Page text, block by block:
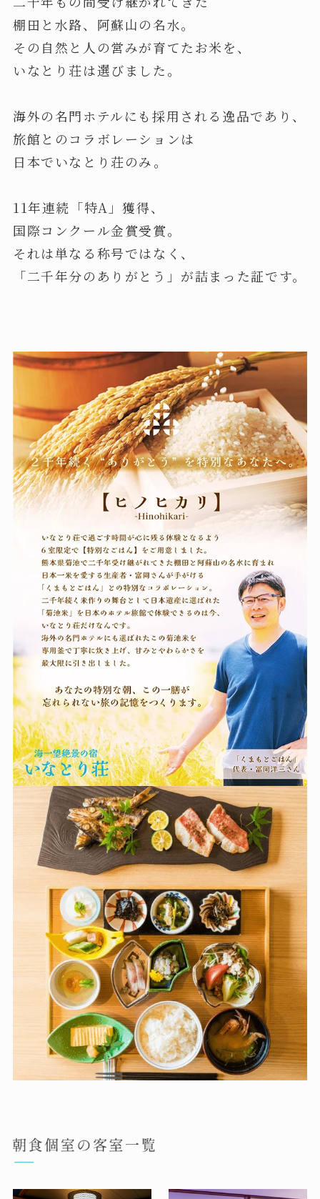
棚田と水路、阿蘇山の名水。
その自然と人の営みが育てたお米を、
いなとり荘は選びました。
海外の名門ホテルにも採用される逸品であり、
旅館とのコラボレーションは
日本でいなとり荘のみ。
11年連続「特A」獲得、
国際コンクール金賞受賞。
それは単なる称号ではなく、
「二千年分のありがとう」が詰まった証です。